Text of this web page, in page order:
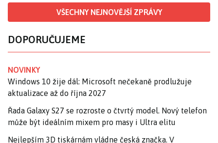
VŠECHNY NEJNOVĚJŠÍ ZPRÁVY
DOPORUČUJEME
NOVINKY
Windows 10 žije dál: Microsoft nečekaně prodlužuje
aktualizace až do října 2027
Řada Galaxy S27 se rozroste o čtvrtý model. Nový telefon
může být ideálním mixem pro masy i Ultra elitu
Nejlepším 3D tiskárnám vládne česká značka. V